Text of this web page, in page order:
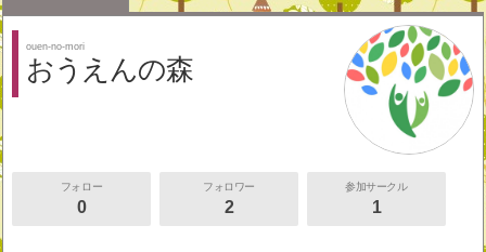
ouen-no-mori
おうえんの森
フォロー
0
フォロワー
2
参加サークル
1